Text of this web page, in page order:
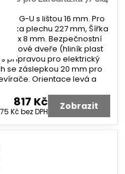
G-U s lištou 16 mm. Pro
plechu 227 mm, Šířka
2x 8 mm. Bezpečnostní
dveře (hliník plast
přípravou pro elektrický
se záslepkou 20 mm pro
Orientace levá a
817 Kč
Kčbez DPH Zobrazit